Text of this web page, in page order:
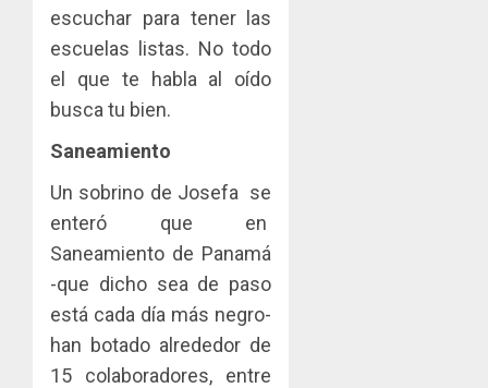
escuchar para tener las
escuelas listas. No todo
el que te habla al oído
busca tu bien.
Saneamiento
Un sobrino de Josefa se
enteró que en
Saneamiento de Panamá
-que dicho sea de paso
está cada día más negro-
han botado alrededor de
15 colaboradores, entre